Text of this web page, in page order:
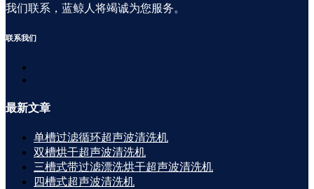
我们联系，蓝鲸人将竭诚为您服务。
联系我们
最新文章
单槽过滤循环超声波清洗机
双槽烘干超声波清洗机
三槽式带过滤漂洗烘干超声波清洗机
四槽式超声波清洗机